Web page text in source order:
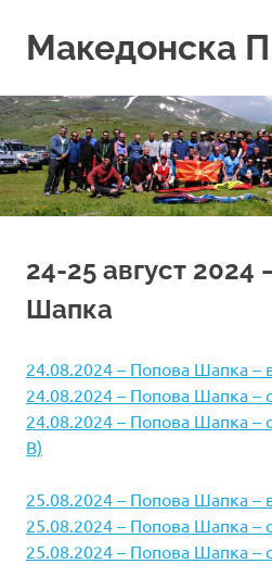
contentМакедонска
24-25 август 2024
Шапка
24.08.2024 – Попова Шапка –
24.08.2024 – Попова Шапка –
24.08.2024 – Попова Шапка –
B)
25.08.2024 – Попова Шапка –
25.08.2024 – Попова Шапка –
25.08.2024 – Попова Шапка –